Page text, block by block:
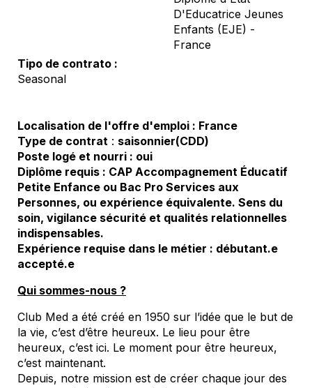
D'Educatrice Jeunes
Enfants (EJE) -
France
Tipo de contrato
Seasonal
Localisation de l'offre d'emploi : France
Type de contrat : saisonnier(CDD)
Poste logé et nourri : oui
Diplôme requis : CAP Accompagnement Éducatif
Petite Enfance ou Bac Pro Services aux
Personnes, ou expérience équivalente. Sens du
soin, vigilance sécurité et qualités relationnelles
indispensables.
Expérience requise dans le métier : débutant.e
accepté.e
Qui sommes-nous ?
Club Med a été créé en 1950 sur l’idée que le but de
la vie, c’est d’être heureux. Le lieu pour être
heureux, c’est ici. Le moment pour être heureux,
c’est maintenant.
Depuis, notre mission est de créer chaque jour des